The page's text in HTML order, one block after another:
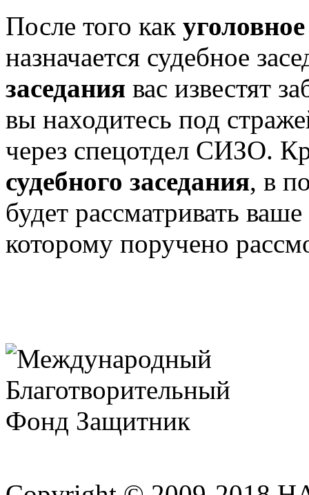
После того как
назначается судебное
заседания вас известят
вы находитесь под
через спецотдел СИЗО.
судебного заседания, в
будет рассматривать
которому поручено